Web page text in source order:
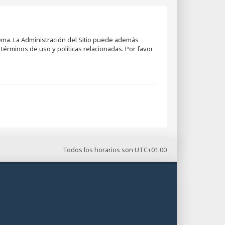
La Administración del Sitio puede además
de uso y políticas relacionadas. Por favor
Todos los horarios son UTC+01:00